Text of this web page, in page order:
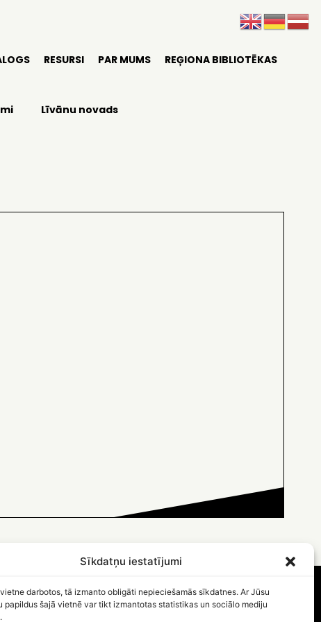
Sīkdatņu iestatījumi
darbotos, tā izmanto obligāti nepieciešamās sīkdatnes. Ar Jūsu
papildus šajā vietnē var tikt izmantotas statistikas un sociālo mediju
RESURSI PAR MUMS REĢIONA BIBLIOTĒKAS
Līvānu novads